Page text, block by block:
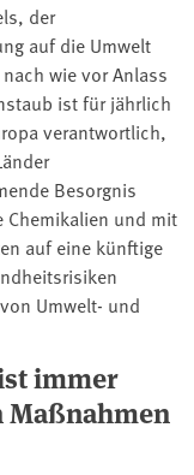
der
auf die Umwelt
wie vor Anlass
ist für jährlich
verantwortlich,
Besorgnis
und mit
auf eine künftige
Umwelt- und
immer
Maßnahmen